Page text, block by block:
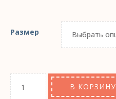
Размер
В КОРЗИНУ